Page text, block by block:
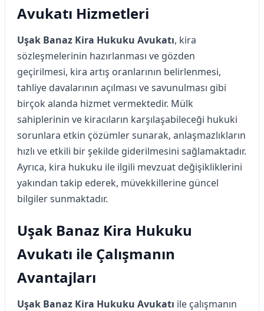
Avukatı Hizmetleri
Uşak Banaz Kira Hukuku Avukatı, kira
sözleşmelerinin hazırlanması ve gözden
geçirilmesi, kira artış oranlarının belirlenmesi,
tahliye davalarının açılması ve savunulması gibi
birçok alanda hizmet vermektedir. Mülk
sahiplerinin ve kiracıların karşılaşabileceği hukuki
sorunlara etkin çözümler sunarak, anlaşmazlıkların
hızlı ve etkili bir şekilde giderilmesini sağlamaktadır.
Ayrıca, kira hukuku ile ilgili mevzuat değişikliklerini
yakından takip ederek, müvekkillerine güncel
bilgiler sunmaktadır.
Uşak Banaz Kira Hukuku
Avukatı ile Çalışmanın
Avantajları
Uşak Banaz Kira Hukuku Avukatı ile çalışmanın